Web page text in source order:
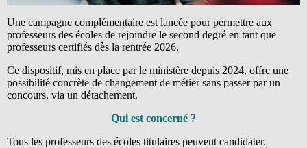
Une campagne complémentaire est lancée pour permettre aux
professeurs des écoles de rejoindre le second degré en tant que
professeurs certifiés dès la rentrée 2026.
Ce dispositif, mis en place par le ministère depuis 2024, offre une
possibilité concrète de changement de métier sans passer par un
concours, via un détachement.
Qui est concerné ?
Tous les professeurs des écoles titulaires peuvent candidater.